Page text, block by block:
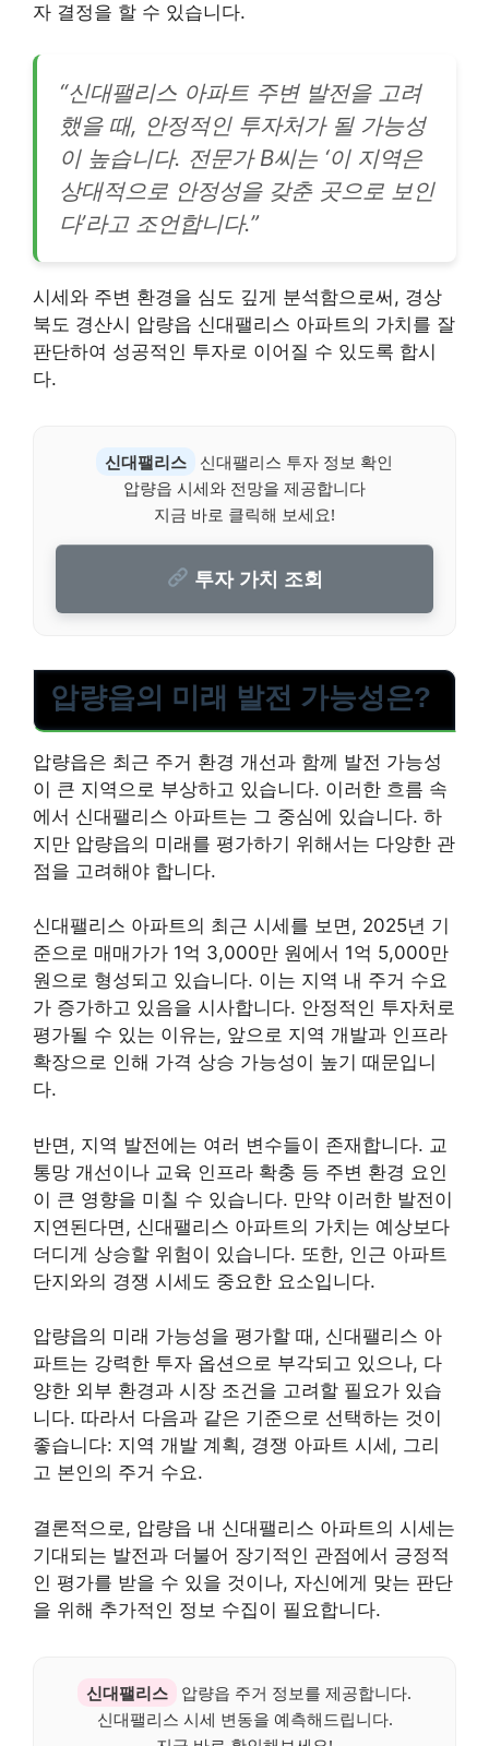
자 결정을 할 수 있습니다.
“신대팰리스 아파트 주변 발전을 고려
했을 때, 안정적인 투자처가 될 가능성
이 높습니다. 전문가 B씨는 ‘이 지역은
상대적으로 안정성을 갖춘 곳으로 보인
다’라고 조언합니다.”
시세와 주변 환경을 심도 깊게 분석함으로써, 경상
북도 경산시 압량읍 신대팰리스 아파트의 가치를 잘
판단하여 성공적인 투자로 이어질 수 있도록 합시
다.
신대팰리스
신대팰리스 투자 정보 확인
압량읍 시세와 전망을 제공합니다
지금 바로 클릭해 보세요!
투자 가치 조회
압량읍의 미래 발전 가능성은?
압량읍은 최근 주거 환경 개선과 함께 발전 가능성
이 큰 지역으로 부상하고 있습니다. 이러한 흐름 속
에서 신대팰리스 아파트는 그 중심에 있습니다. 하
지만 압량읍의 미래를 평가하기 위해서는 다양한 관
점을 고려해야 합니다.
신대팰리스 아파트의 최근 시세를 보면, 2025년 기
준으로 매매가가 1억 3,000만 원에서 1억 5,000만
원으로 형성되고 있습니다. 이는 지역 내 주거 수요
가 증가하고 있음을 시사합니다. 안정적인 투자처로
평가될 수 있는 이유는, 앞으로 지역 개발과 인프라
확장으로 인해 가격 상승 가능성이 높기 때문입니
다.
반면, 지역 발전에는 여러 변수들이 존재합니다. 교
통망 개선이나 교육 인프라 확충 등 주변 환경 요인
이 큰 영향을 미칠 수 있습니다. 만약 이러한 발전이
지연된다면, 신대팰리스 아파트의 가치는 예상보다
더디게 상승할 위험이 있습니다. 또한, 인근 아파트
단지와의 경쟁 시세도 중요한 요소입니다.
압량읍의 미래 가능성을 평가할 때, 신대팰리스 아
파트는 강력한 투자 옵션으로 부각되고 있으나, 다
양한 외부 환경과 시장 조건을 고려할 필요가 있습
니다. 따라서 다음과 같은 기준으로 선택하는 것이
좋습니다: 지역 개발 계획, 경쟁 아파트 시세, 그리
고 본인의 주거 수요.
결론적으로, 압량읍 내 신대팰리스 아파트의 시세는
기대되는 발전과 더불어 장기적인 관점에서 긍정적
인 평가를 받을 수 있을 것이나, 자신에게 맞는 판단
을 위해 추가적인 정보 수집이 필요합니다.
신대팰리스
압량읍 주거 정보를 제공합니다.
신대팰리스 시세 변동을 예측해드립니다.